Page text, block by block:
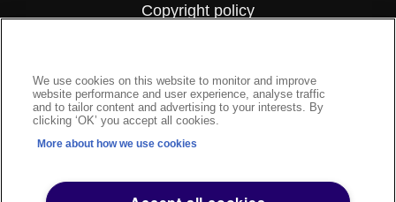
Copyright policy
Sitemap
Modern Slavery Statement
We use cookies on this website to monitor and improve
website performance and user experience, analyse traffic
and to tailor content and advertising to your interests. By
clicking ‘OK’ you accept all cookies.
More about how we use cookies